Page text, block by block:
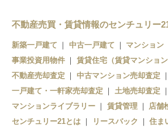
安房鴨川
不動産売買・賃貸情報のセンチュリー
新築一戸建て 中古一戸建て マンション
事業投資用物件
賃貸住宅（賃貸マンション
不動産売却査定
中古マンション売却査定
一戸建て・一軒家売却査定
土地売却査定
マンションライブラリー
賃貸管理
店舗
センチュリー21とは
リースバック
住ま